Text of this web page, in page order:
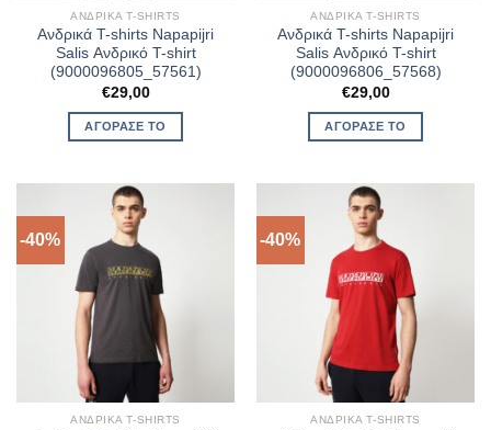
ΑΝΔΡΙΚΆ T-SHIRTS
Ανδρικά T-shirts Napapijri
Salis Ανδρικό T-shirt
(9000096805_57561)
€29,00
ΑΓΌΡΑΣΈ ΤΟ
ΑΝΔΡΙΚΆ T-SHIRTS
Ανδρικά T-shirts Napapijri
Salis Ανδρικό T-shirt
(9000096806_57568)
€29,00
ΑΓΌΡΑΣΈ ΤΟ
-40%
ΑΝΔΡΙΚΆ T-SHIRTS
-40%
ΑΝΔΡΙΚΆ T-SHIRTS